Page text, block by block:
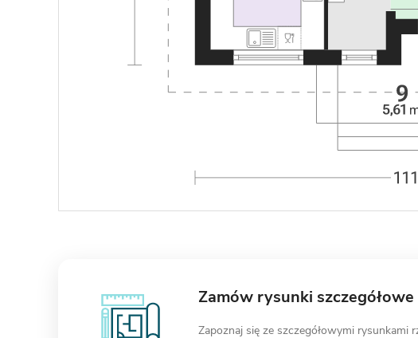
Zamów rysunki szczegółowe
Zapoznaj się ze szczegółowymi rysunkami